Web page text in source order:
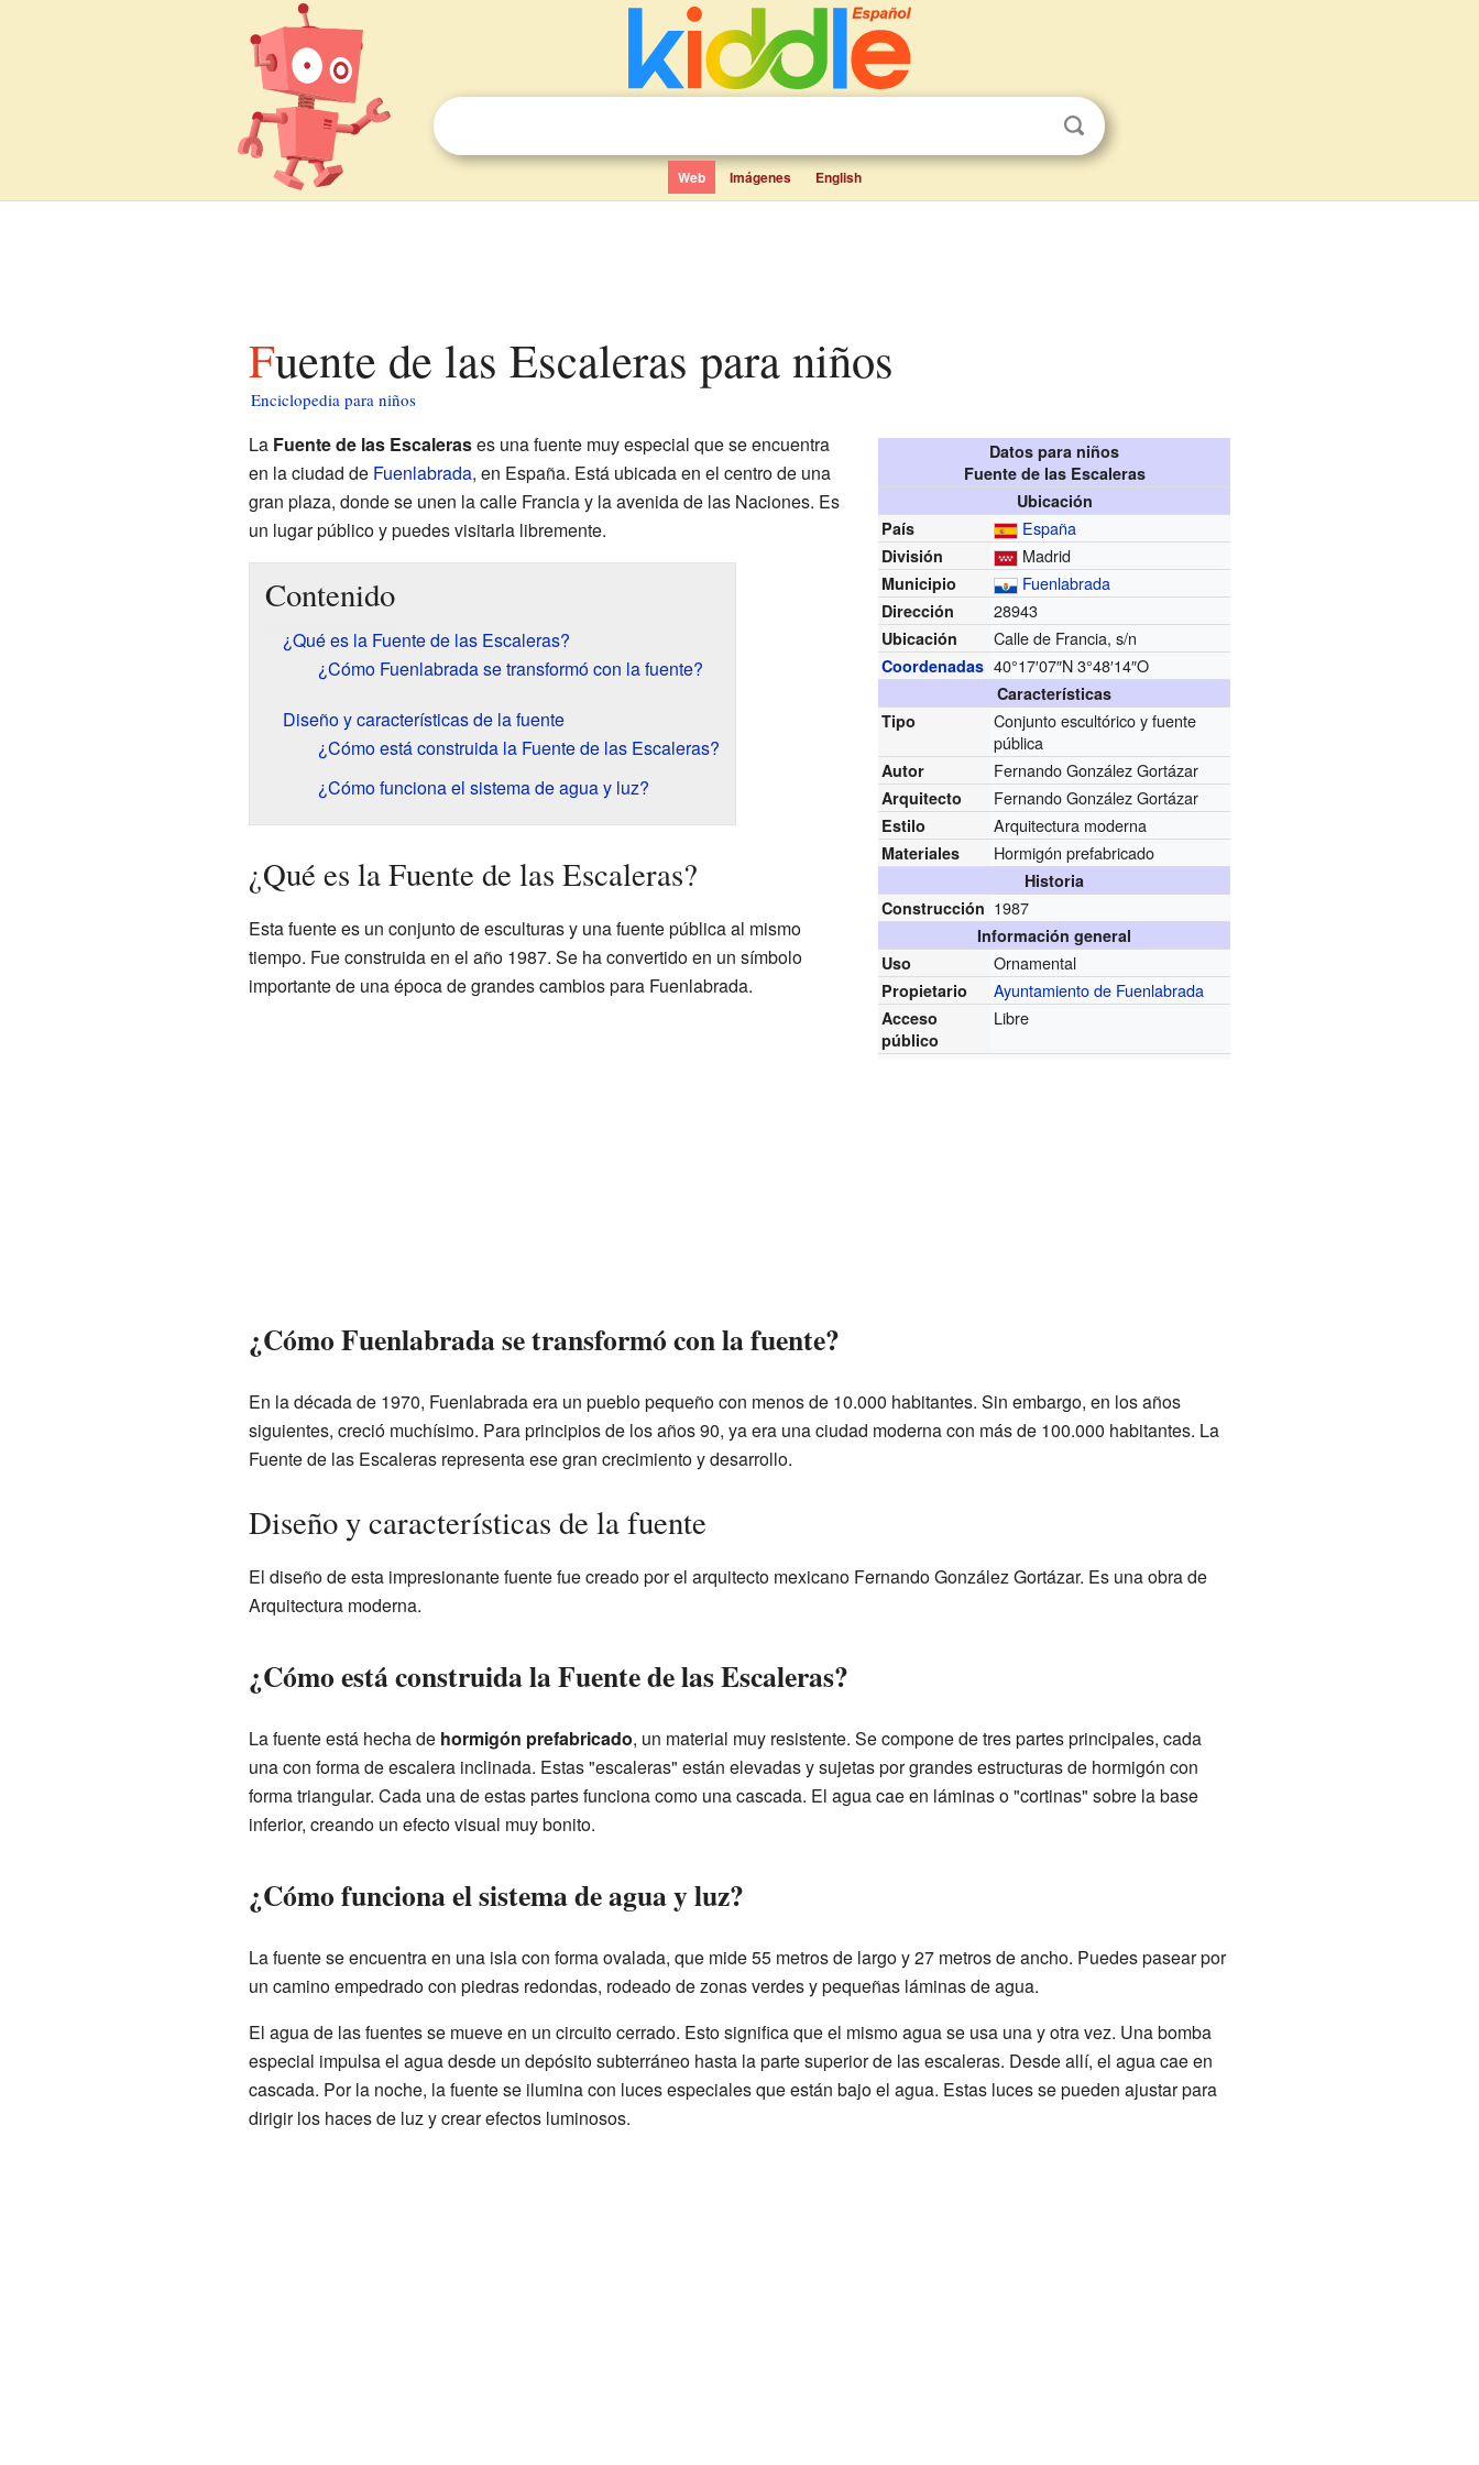
Web Imágenes English
Fuente de las Escaleras para niños
Enciclopedia para niños
Datos para niños
Fuente de las Escaleras
Ubicación
País
España
División Madrid
Municipio Fuenlabrada
Dirección 28943
Ubicación Calle de Francia, s/n
Coordenadas 40°17′07″N 3°48′14″O
Características
Tipo
Conjunto escultórico y fuente
pública
Autor Fernando González Gortázar
Arquitecto Fernando González Gortázar
Estilo Arquitectura moderna
Materiales Hormigón prefabricado
Historia
Construcción 1987
Información general
Uso
Ornamental
Propietario Ayuntamiento de Fuenlabrada
Acceso
público
Libre
La Fuente de las Escalerases una fuente muy especial que se encuentra
en la ciudad de Fuenlabrada, en España. Está ubicada en el centro de una
gran plaza, donde se unen la calle Francia y la avenida de las Naciones. Es
un lugar público y puedes visitarla libremente.
Contenido
¿Qué es la Fuente de las Escaleras?
¿Cómo Fuenlabrada se transformó con la fuente?
Diseño y características de la fuente
¿Cómo está construida la Fuente de las Escaleras?
¿Cómo funciona el sistema de agua y luz?
¿Qué es la Fuente de las Escaleras?
Esta fuente es un conjunto de esculturas y una fuente pública al mismo
tiempo. Fue construida en el año 1987. Se ha convertido en un símbolo
importante de una época de grandes cambios para Fuenlabrada.
¿Cómo Fuenlabrada se transformó con la fuente?
En la década de 1970, Fuenlabrada era un pueblo pequeño con menos de 10.000 habitantes. Sin embargo, en los años
siguientes, creció muchísimo. Para principios de los años 90, ya era una ciudad moderna con más de 100.000 habitantes. La
Fuente de las Escaleras representa ese gran crecimiento y desarrollo.
Diseño y características de la fuente
El diseño de esta impresionante fuente fue creado por el arquitecto mexicano Fernando González Gortázar. Es una obra de
Arquitectura moderna.
¿Cómo está construida la Fuente de las Escaleras?
La fuente está hecha de hormigón prefabricado, un material muy resistente. Se compone de tres partes principales, cada
una con forma de escalera inclinada. Estas "escaleras" están elevadas y sujetas por grandes estructuras de hormigón con
forma triangular. Cada una de estas partes funciona como una cascada. El agua cae en láminas o "cortinas" sobre la base
inferior, creando un efecto visual muy bonito.
¿Cómo funciona el sistema de agua y luz?
La fuente se encuentra en una isla con forma ovalada, que mide 55 metros de largo y 27 metros de ancho. Puedes pasear por
un camino empedrado con piedras redondas, rodeado de zonas verdes y pequeñas láminas de agua.
El agua de las fuentes se mueve en un circuito cerrado. Esto significa que el mismo agua se usa una y otra vez. Una bomba
especial impulsa el agua desde un depósito subterráneo hasta la parte superior de las escaleras. Desde allí, el agua cae en
cascada. Por la noche, la fuente se ilumina con luces especiales que están bajo el agua. Estas luces se pueden ajustar para
dirigir los haces de luz y crear efectos luminosos.